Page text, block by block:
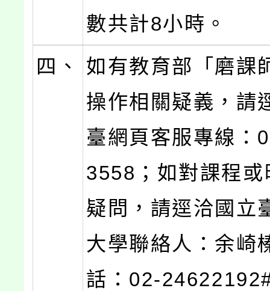
數共計8小時。
四、
如有教育部「磨課
操作相關疑義，請
臺網頁客服專線：
3558；如對課程或
疑問，請逕洽國立
大學聯絡人：余崎
話：02-